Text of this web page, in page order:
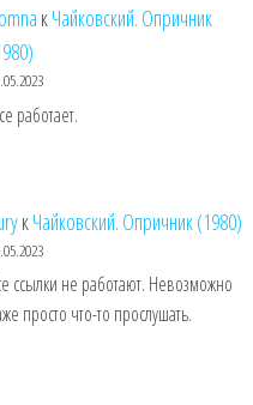
кЧайковский. Опричник
работает.
кЧайковский. Опричник (1980)
ссылки не работают. Невозможно
просто что-то прослушать.